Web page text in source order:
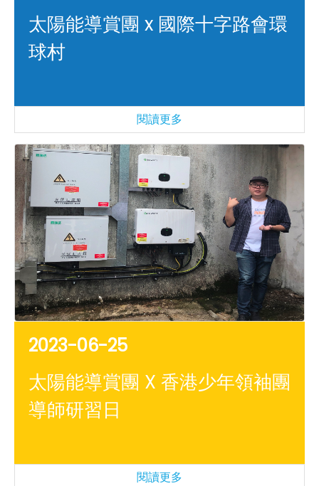
太陽能導賞團 x 國際十字路會環
球村
閱讀更多
2023-06-25
太陽能導賞團 X 香港少年領袖團
導師研習日
閱讀更多